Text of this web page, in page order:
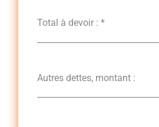
Total à devoir :*
Autres dettes, montant :